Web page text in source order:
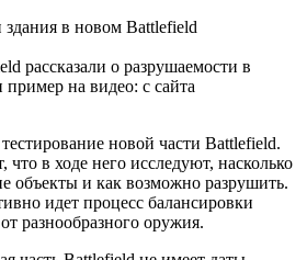
в новом Battlefield
новой части Battlefield.
что в ходе него исследуют, насколько
объекты и как возможно разрушить.
идет процесс балансировки
разнообразного оружия.